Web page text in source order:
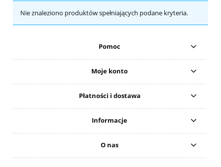
Nie znaleziono produktów spełniających podane kryteria.
Pomoc
Moje konto
Płatności i dostawa
Informacje
O nas